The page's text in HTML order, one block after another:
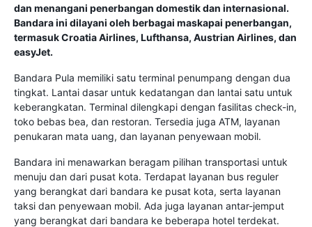
dan menangani penerbangan domestik dan internasional.
Bandara ini dilayani oleh berbagai maskapai penerbangan,
termasuk Croatia Airlines, Lufthansa, Austrian Airlines, dan
easyJet.
Bandara Pula memiliki satu terminal penumpang dengan dua
tingkat. Lantai dasar untuk kedatangan dan lantai satu untuk
keberangkatan. Terminal dilengkapi dengan fasilitas check-in,
toko bebas bea, dan restoran. Tersedia juga ATM, layanan
penukaran mata uang, dan layanan penyewaan mobil.
Bandara ini menawarkan beragam pilihan transportasi untuk
menuju dan dari pusat kota. Terdapat layanan bus reguler
yang berangkat dari bandara ke pusat kota, serta layanan
taksi dan penyewaan mobil. Ada juga layanan antar-jemput
yang berangkat dari bandara ke beberapa hotel terdekat.